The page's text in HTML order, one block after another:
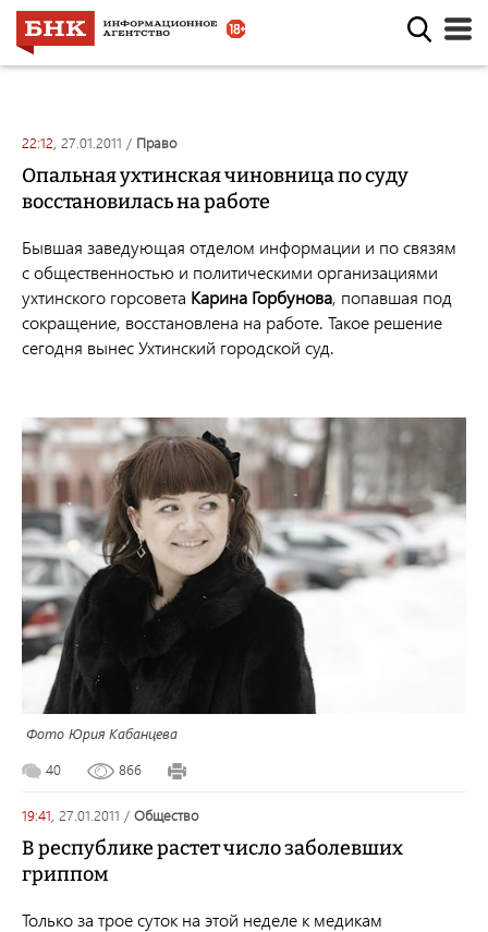
22:12, 27.01.2011 / право
Опальная ухтинская чиновница по суду
восстановилась на работе
Бывшая заведующая отделом информации и по связям
с общественностью и политическими организациями
ухтинского горсовета Карина Горбунова, попавшая под
сокращение, восстановлена на работе. Такое решение
сегодня вынес Ухтинский городской суд.
Фото Юрия Кабанцева
40
866
19:41, 27.01.2011 / общество
В республике растет число заболевших
гриппом
Только за трое суток на этой неделе к медикам